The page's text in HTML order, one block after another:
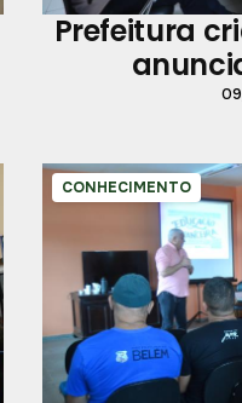
Prefeitura
CONHECIMENTO